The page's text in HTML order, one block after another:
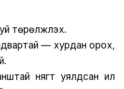
төрөлжүүлэх.
— хурдан орох,
нягт уялдсан ил